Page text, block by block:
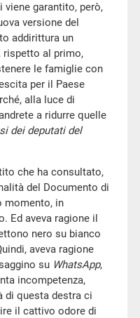
garantito, però,
versione del
addirittura un
rispetto al primo,
le famiglie con
per il Paese
alla luce di
a ridurre quelle
dei deputati del
che ha consultato,
del Documento di
momento, in
Ed aveva ragione il
nero su bianco
aveva ragione
su WhatsApp,
incompetenza,
di questa destra ci
il cattivo odore di